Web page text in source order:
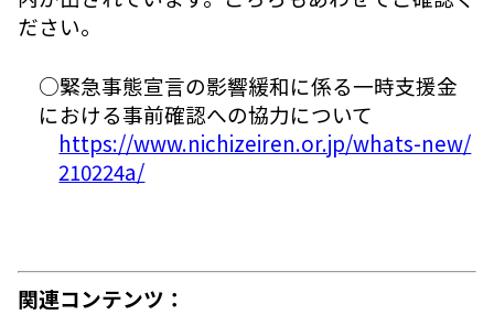
ださい。
○緊急事態宣言の影響緩和に係る一時支援金
における事前確認への協力について
https://www.nichizeiren.or.jp/whats-new/
210224a/
関連コンテンツ：